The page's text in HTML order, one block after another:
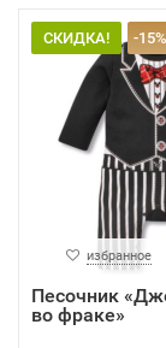
СКИДКА! -15%
избранное
Песочник
во фраке»